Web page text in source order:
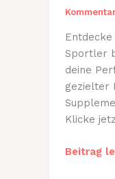
Sportler
deine
gezielter
Klicke
Beitrag